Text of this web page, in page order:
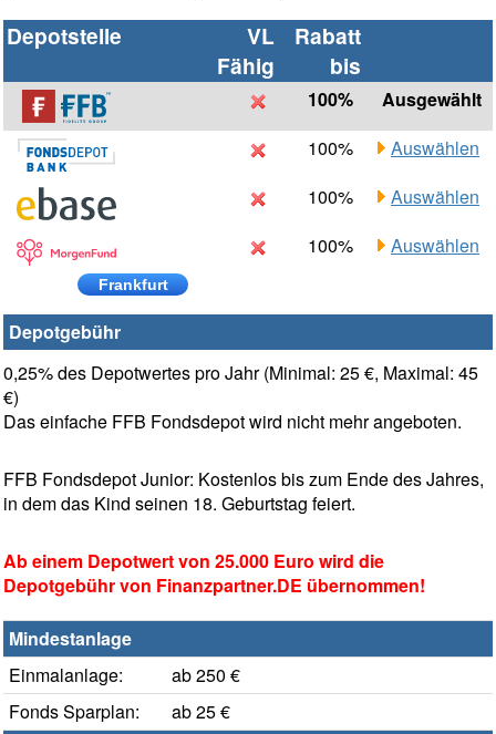
Depotstelle
VL
Fähig
Rabatt
bis
100%
Ausgewählt
100%
Auswählen
100%
Auswählen
Frankfurt
100% Auswählen
Depotgebühr
0,25% des Depotwertes pro Jahr (Minimal: 25 €, Maximal: 45
€)
Das einfache FFB Fondsdepot wird nicht mehr angeboten.
FFB Fondsdepot Junior: Kostenlos bis zum Ende des Jahres,
in dem das Kind seinen 18. Geburtstag feiert.
Ab einem Depotwert von 25.000 Euro wird die
Depotgebühr von Finanzpartner.DE übernommen!
Mindestanlage
Einmalanlage:
ab 250 €
Fonds Sparplan:
ab 25 €